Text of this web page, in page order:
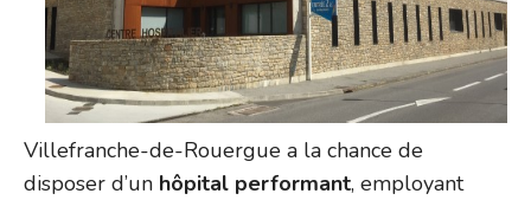
Villefranche-de-Rouergue a la chance de
disposer d’un hôpital performant, employant